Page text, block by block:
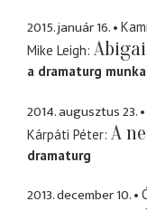
2015. január 16.
Mike Leigh
a dramaturg
2014. augusztus 23.
Kárpáti Péter A
dramaturg
2013. december 10.